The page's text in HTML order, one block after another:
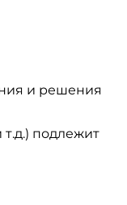
и решения
подлежит